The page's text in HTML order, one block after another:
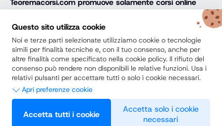
Teoremacorsi.com promuove solamente corsi online
professionali, corsi per il diploma online, lauree e master
online di comprovata qualità e con attestato finale
riconosciuto e spendibile sul mercato del lavoro. Trova
la soluzione ideale e arricchisci il tuo percorso di studi
con noi.
Secondo Diploma
Scuole Private vs Scuole Paritarie
Questo sito utilizza cookie
Noi e terze parti selezionate utilizziamo cookie o tecnologie
simili per finalità tecniche e, con il tuo consenso, anche per
altre finalità come specificato nella cookie policy. Il rifiuto del
consenso può rendere non disponibili le relative funzioni. Usa i
relativi pulsanti per accettare tutti o solo i cookie necessari.
Apri preferenze cookie
Questi strumenti di tracciamento sono strettamente necessari per
Accetta tutti i cookie
Accetta solo i cookie
necessari